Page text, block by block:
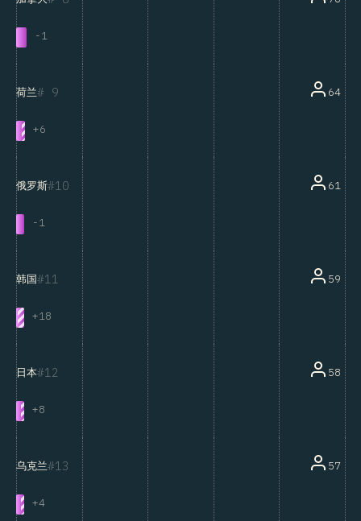
-1
9
荷兰
+6
64
10
俄罗斯
-1
61
11
韩国
+18
59
12
日本
+8
58
13
乌克兰
+4
57